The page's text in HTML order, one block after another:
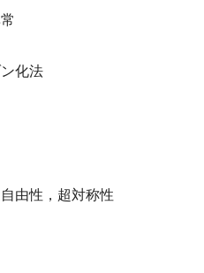
化法
由性，超対称性